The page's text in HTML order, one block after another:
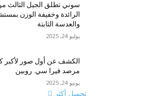
الرائدة وخفيفة الوزن
والعدسة الثابتة
يوليو 24, 2025
الكشف عن أول صور لأكبر
مرصد فيرا سي. روبين
يونيو 24, 2025
تحميل أكثر